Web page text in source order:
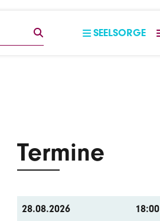
SUCHESEELSORGE
Termine
28.08.2026
18:00